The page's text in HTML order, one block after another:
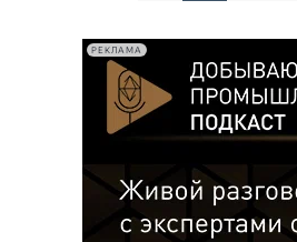
РЕКЛАМА